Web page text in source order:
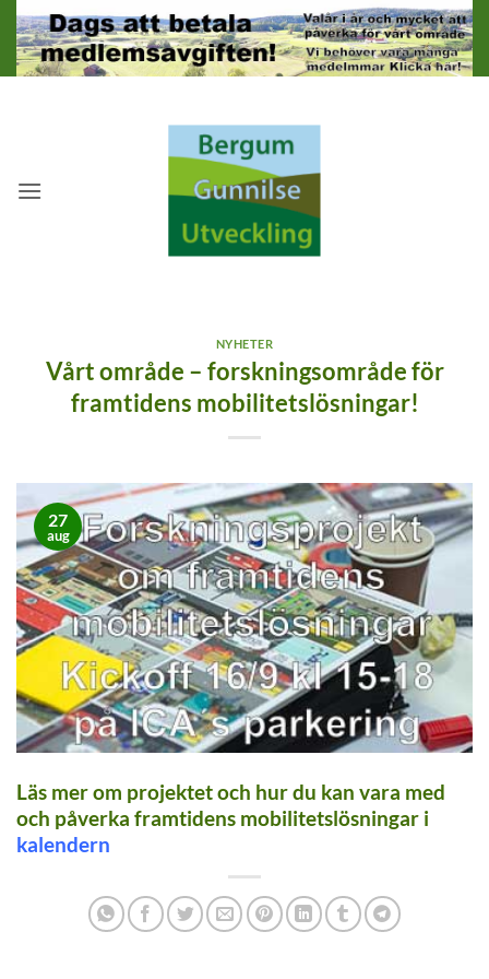
Skip
content
NYHETER
Vårt område – forskningsområde för
framtidens mobilitetslösningar!
27
aug
Läs mer om projektet och hur du kan vara med
och påverka framtidens mobilitetslösningar i
kalendern